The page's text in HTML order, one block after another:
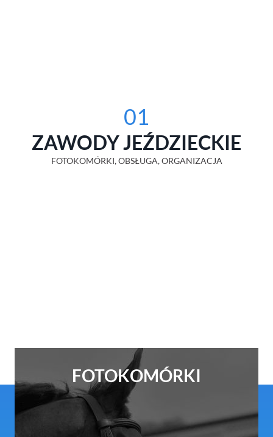
01
ZAWODY JEŹDZIECKIE
FOTOKOMÓRKI, OBSŁUGA, ORGANIZACJA
FOTOKOMÓRKI